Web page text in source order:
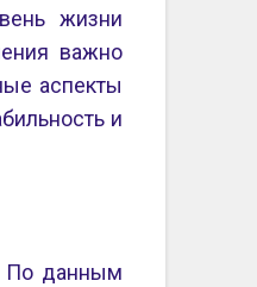
жизни
важно
аспекты
и
По данным